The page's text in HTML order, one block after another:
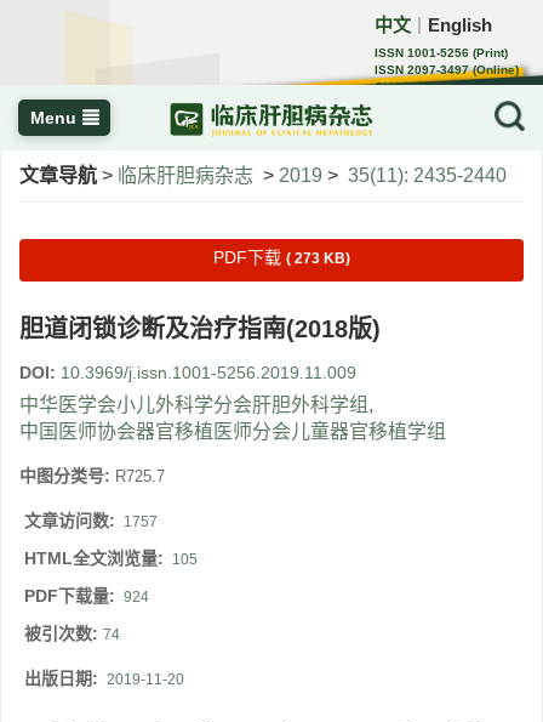
中文 English
ISSN 1001-5256 (Print)
ISSN 2097-3497 (Online)
CN 22-1108/R
Menu
文章导航 > 临床肝胆病杂志 > 2019 > 35(11): 2435-2440
PDF下载 ( 273 KB)
胆道闭锁诊断及治疗指南(2018版)
DOI: 10.3969/j.issn.1001-5256.2019.11.009
中华医学会小儿外科学分会肝胆外科学组 ,
中国医师协会器官移植医师分会儿童器官移植学组
中图分类号: R725.7
文章访问数: 1757
HTML全文浏览量: 105
PDF下载量: 924
被引次数: 74
出版日期: 2019-11-20